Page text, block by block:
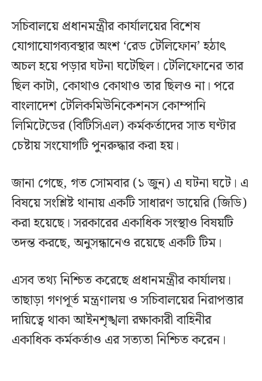
সচিবালয়ে প্রধানমন্ত্রীর কার্যালয়ের বিশেষ
যোগাযোগব্যবস্থার অংশ ‘রেড টেলিফোন’ হঠাৎ
অচল হয়ে পড়ার ঘটনা ঘটেছিল। টেলিফোনের তার
ছিল কাটা, কোথাও কোথাও তার ছিলও না। পরে
বাংলাদেশ টেলিকমিউনিকেশনস কোম্পানি
লিমিটেডের (বিটিসিএল) কর্মকর্তাদের সাত ঘণ্টার
চেষ্টায় সংযোগটি পুনরুদ্ধার করা হয়।
জানা গেছে, গত সোমবার (১ জুন) এ ঘটনা ঘটে। এ
বিষয়ে সংশ্লিষ্ট থানায় একটি সাধারণ ডায়েরি (জিডি)
করা হয়েছে। সরকারের একাধিক সংস্থাও বিষয়টি
তদন্ত করছে, অনুসন্ধানেও রয়েছে একটি টিম।
এসব তথ্য নিশ্চিত করেছে প্রধানমন্ত্রীর কার্যালয়।
তাছাড়া গণপূর্ত মন্ত্রণালয় ও সচিবালয়ের নিরাপত্তার
দায়িত্বে থাকা আইনশৃঙ্খলা রক্ষাকারী বাহিনীর
একাধিক কর্মকর্তাও এর সত্যতা নিশ্চিত করেন।